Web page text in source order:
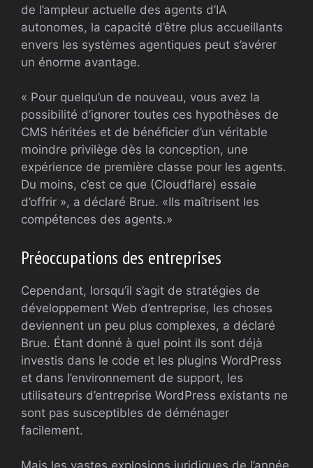
de l’ampleur actuelle des agents d’IA
autonomes, la capacité d’être plus accueillants
envers les systèmes agentiques peut s’avérer
un énorme avantage.
« Pour quelqu’un de nouveau, vous avez la
possibilité d’ignorer toutes ces hypothèses de
CMS héritées et de bénéficier d’un véritable
moindre privilège dès la conception, une
expérience de première classe pour les agents.
Du moins, c’est ce que (Cloudflare) essaie
d’offrir », a déclaré Brue. «Ils maîtrisent les
compétences des agents.»
Préoccupations des entreprises
Cependant, lorsqu’il s’agit de stratégies de
développement Web d’entreprise, les choses
deviennent un peu plus complexes, a déclaré
Brue. Étant donné à quel point ils sont déjà
investis dans le code et les plugins WordPress
et dans l’environnement de support, les
utilisateurs d’entreprise WordPress existants ne
sont pas susceptibles de déménager
facilement.